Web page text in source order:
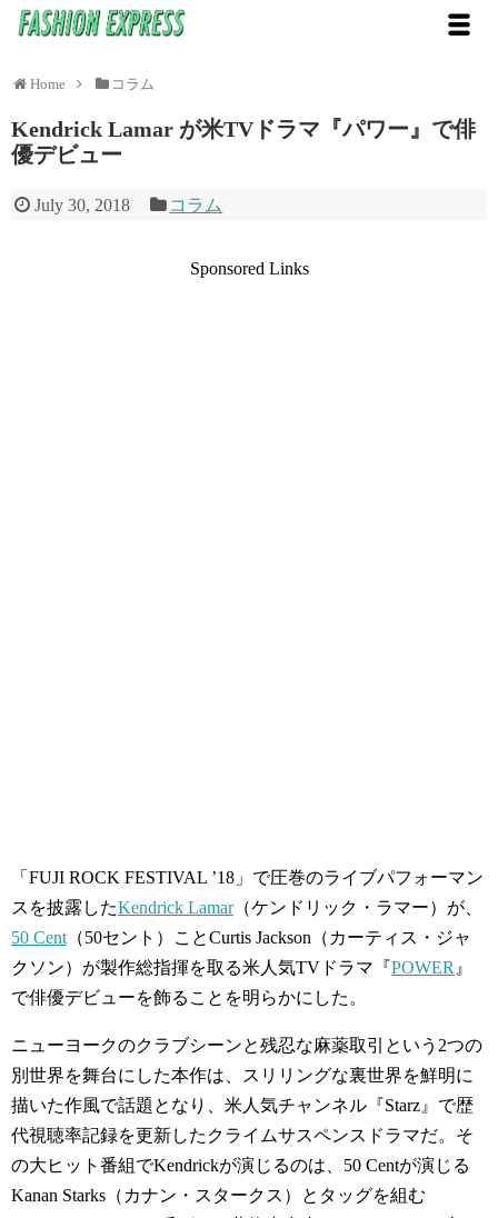
Home コラム
Kendrick Lamar が米TVドラマ『パワー』で俳
優デビュー
July 30, 2018 コラム
Sponsored Links
「FUJI ROCK FESTIVAL ’18」で圧巻のライブパフォーマン
スを披露したKendrick Lamar（ケンドリック・ラマー）が、
50 Cent （50セント）ことCurtis Jackson（カーティス・ジャ
クソン）が製作総指揮を取る米人気TVドラマ『POWER 』
で俳優デビューを飾ることを明らかにした。
ニューヨークのクラブシーンと残忍な麻薬取引という2つの
別世界を舞台にした本作は、スリリングな裏世界を鮮明に
描いた作風で話題となり、米人気チャンネル『Starz』で歴
代視聴率記録を更新したクライムサスペンスドラマだ。そ
の大ヒット番組でKendrickが演じるのは、50 Centが演じる
Kanan Starks（カナン・スタークス）とタッグを組む